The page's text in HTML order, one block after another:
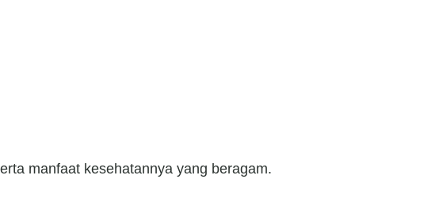
manfaat kesehatannya yang beragam.